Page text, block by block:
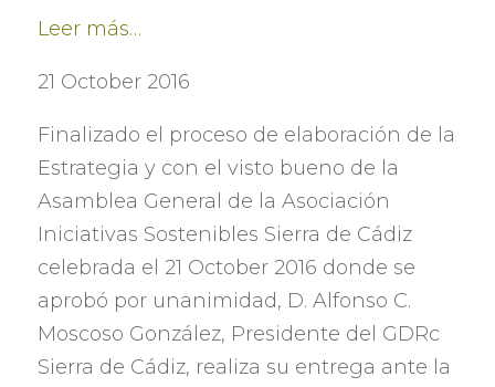
Leer más…
21 October 2016
Finalizado el proceso de elaboración de la
Estrategia y con el visto bueno de la
Asamblea General de la Asociación
Iniciativas Sostenibles Sierra de Cádiz
celebrada el 21 October 2016 donde se
aprobó por unanimidad, D. Alfonso C.
Moscoso González, Presidente del GDRc
Sierra de Cádiz, realiza su entrega ante la